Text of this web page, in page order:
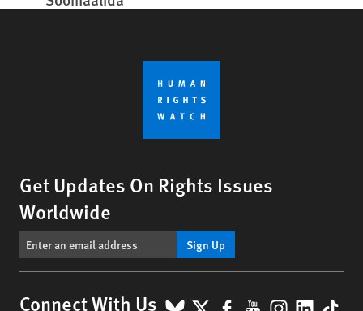
Get Updates On Rights Issues
Worldwide
Sign Up
Connect With Us